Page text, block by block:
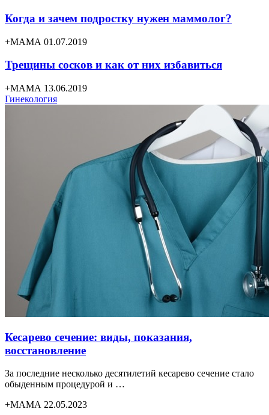
Когда и зачем подростку нужен маммолог?
+МАМА 01.07.2019
Трещины сосков и как от них избавиться
+МАМА 13.06.2019
Гинекология
Кесарево сечение: виды, показания,
восстановление
За последние несколько десятилетий кесарево сечение стало
обыденным процедурой и …
+МАМА 22.05.2023